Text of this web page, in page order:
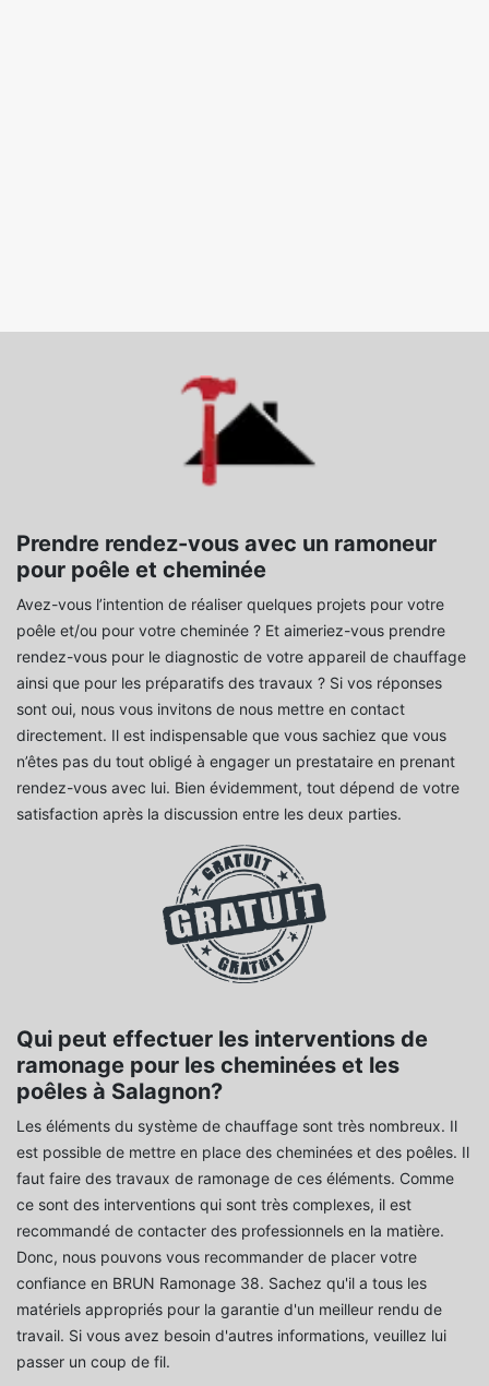
Prendre rendez-vous avec un ramoneur
pour poêle et cheminée
Avez-vous l’intention de réaliser quelques projets pour votre
poêle et/ou pour votre cheminée ? Et aimeriez-vous prendre
rendez-vous pour le diagnostic de votre appareil de chauffage
ainsi que pour les préparatifs des travaux ? Si vos réponses
sont oui, nous vous invitons de nous mettre en contact
directement. Il est indispensable que vous sachiez que vous
n’êtes pas du tout obligé à engager un prestataire en prenant
rendez-vous avec lui. Bien évidemment, tout dépend de votre
satisfaction après la discussion entre les deux parties.
Qui peut effectuer les interventions de
ramonage pour les cheminées et les
poêles à Salagnon?
Les éléments du système de chauffage sont très nombreux. Il
est possible de mettre en place des cheminées et des poêles. Il
faut faire des travaux de ramonage de ces éléments. Comme
ce sont des interventions qui sont très complexes, il est
recommandé de contacter des professionnels en la matière.
Donc, nous pouvons vous recommander de placer votre
confiance en BRUN Ramonage 38. Sachez qu'il a tous les
matériels appropriés pour la garantie d'un meilleur rendu de
travail. Si vous avez besoin d'autres informations, veuillez lui
passer un coup de fil.